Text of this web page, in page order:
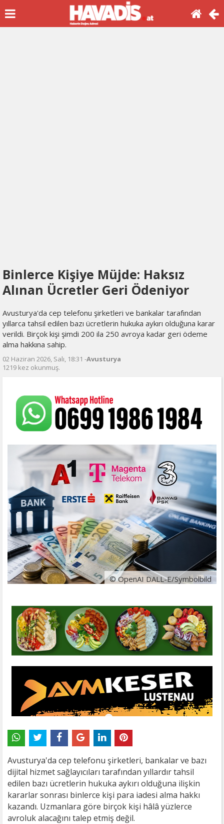
Binlerce Kişiye Müjde: Haksız
Alınan Ücretler Geri Ödeniyor
Avusturya'da cep telefonu şirketleri ve bankalar tarafından
yıllarca tahsil edilen bazı ücretlerin hukuka aykırı olduğuna karar
verildi. Birçok kişi şimdi 200 ila 250 avroya kadar geri ödeme
alma hakkına sahip.
02 Haziran 2026, Salı, 18:31 -Avusturya
1219 kez okunmuş.
© OpenAI DALL-E/Symbolbild
Avusturya'da cep telefonu şirketleri, bankalar ve bazı
dijital hizmet sağlayıcıları tarafından yıllardır tahsil
edilen bazı ücretlerin hukuka aykırı olduğuna ilişkin
kararlar sonrası binlerce kişi para iadesi alma hakkı
kazandı. Uzmanlara göre birçok kişi hâlâ yüzlerce
avroluk alacağını talep etmiş değil.